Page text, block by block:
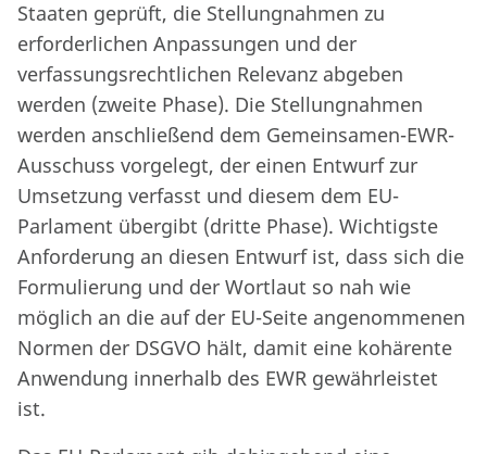
Staaten geprüft, die Stellungnahmen zu
erforderlichen Anpassungen und der
verfassungsrechtlichen Relevanz abgeben
werden (zweite Phase). Die Stellungnahmen
werden anschließend dem Gemeinsamen-EWR-
Ausschuss vorgelegt, der einen Entwurf zur
Umsetzung verfasst und diesem dem EU-
Parlament übergibt (dritte Phase). Wichtigste
Anforderung an diesen Entwurf ist, dass sich die
Formulierung und der Wortlaut so nah wie
möglich an die auf der EU-Seite angenommenen
Normen der DSGVO hält, damit eine kohärente
Anwendung innerhalb des EWR gewährleistet
ist.